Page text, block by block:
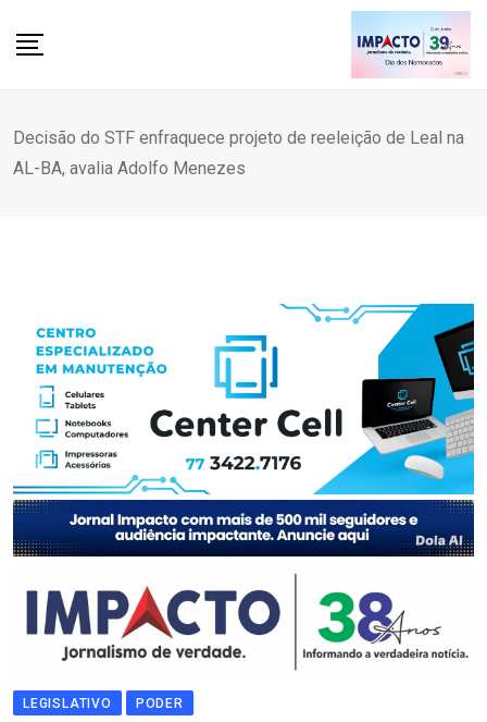
Decisão do STF enfraquece projeto de reeleição de Leal na
AL-BA, avalia Adolfo Menezes
LEGISLATIVO PODER